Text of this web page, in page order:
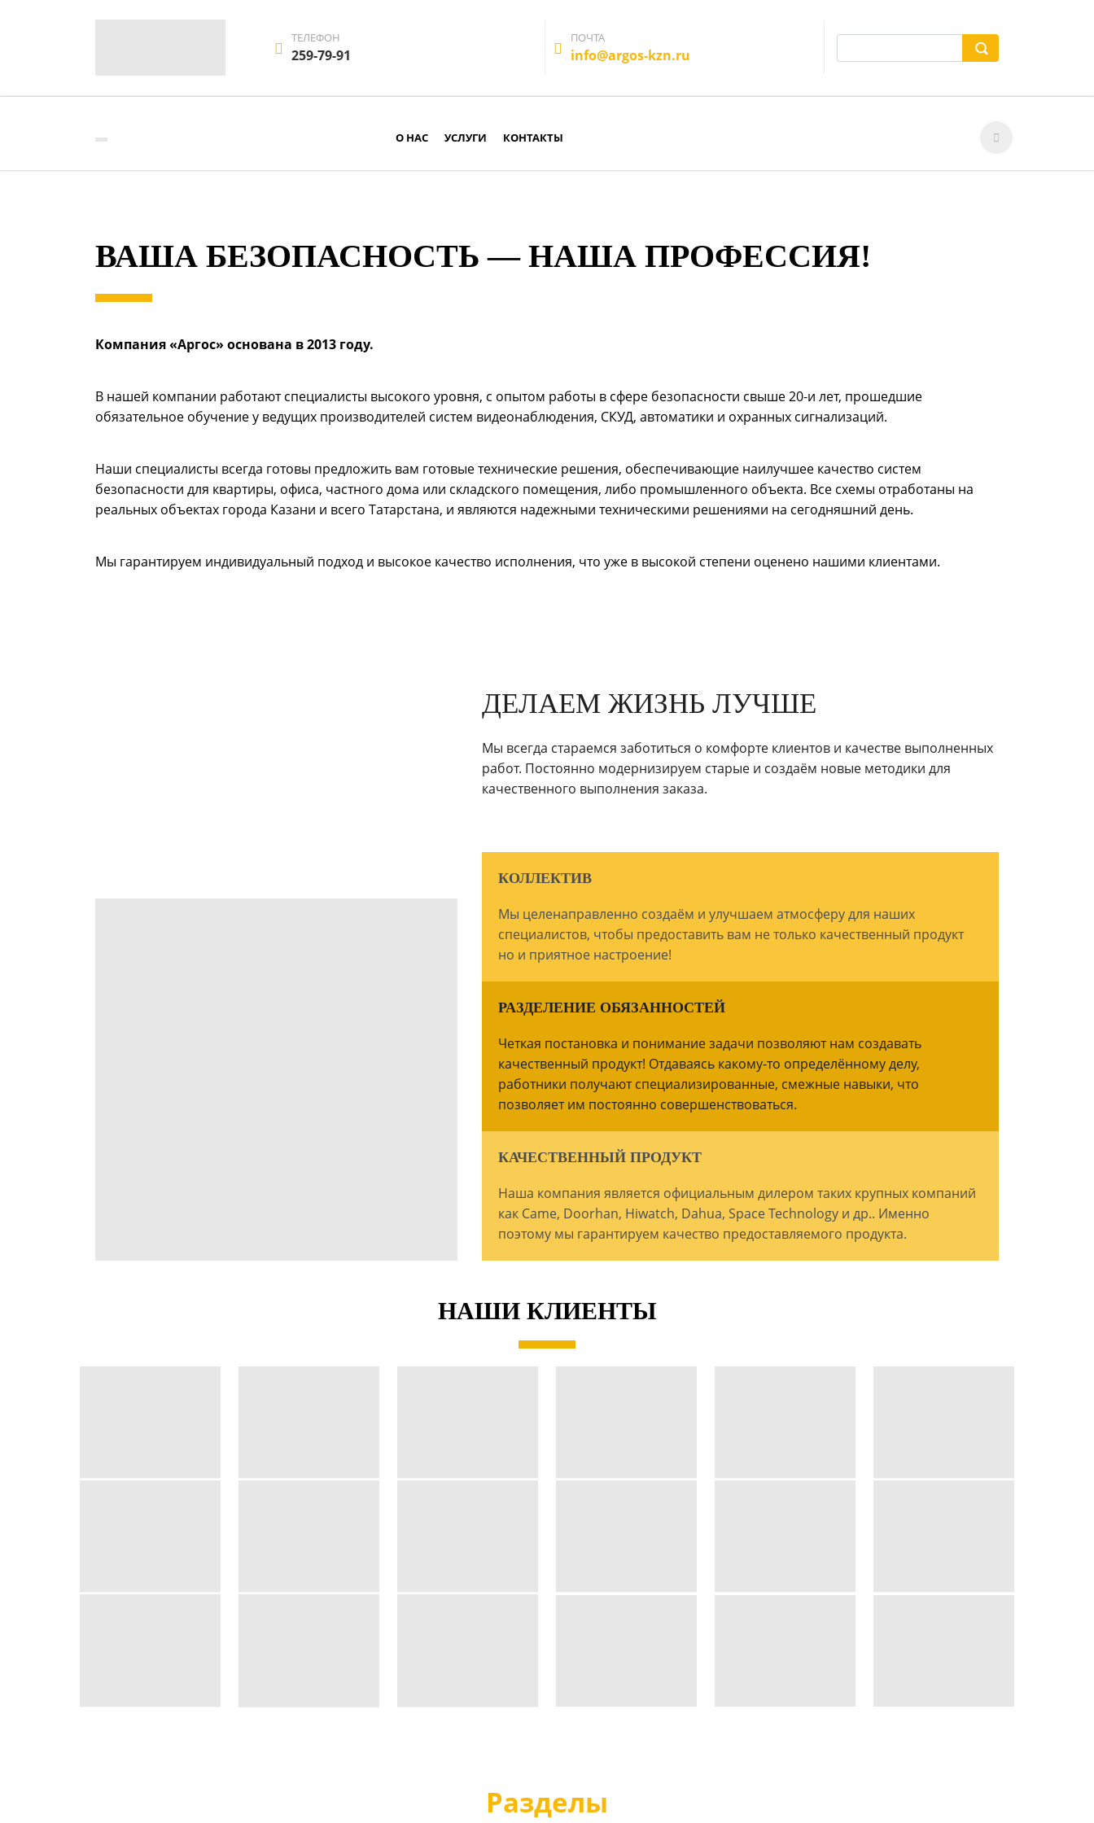
ТЕЛЕФОН
259-79-91
ПОЧТА
info@argos-kzn.ru
О НАС УСЛУГИ КОНТАКТЫ
ВАША БЕЗОПАСНОСТЬ — НАША ПРОФЕССИЯ!
Компания «Аргос» основана в 2013 году.
В нашей компании работают специалисты высокого уровня, с опытом работы в сфере безопасности свыше 20-и лет, прошедшие
обязательное обучение у ведущих производителей систем видеонаблюдения, СКУД, автоматики и охранных сигнализаций.
Наши специалисты всегда готовы предложить вам готовые технические решения, обеспечивающие наилучшее качество систем
безопасности для квартиры, офиса, частного дома или складского помещения, либо промышленного объекта. Все схемы отработаны на
реальных объектах города Казани и всего Татарстана, и являются надежными техническими решениями на сегодняшний день.
Мы гарантируем индивидуальный подход и высокое качество исполнения, что уже в высокой степени оценено нашими клиентами.
ДЕЛАЕМ ЖИЗНЬ ЛУЧШЕ
Мы всегда стараемся заботиться о комфорте клиентов и качестве выполненных
работ. Постоянно модернизируем старые и создаём новые методики для
качественного выполнения заказа.
КОЛЛЕКТИВ
Мы целенаправленно создаём и улучшаем атмосферу для наших
специалистов, чтобы предоставить вам не только качественный продукт
но и приятное настроение!
РАЗДЕЛЕНИЕ ОБЯЗАННОСТЕЙ
Четкая постановка и понимание задачи позволяют нам создавать
качественный продукт! Отдаваясь какому-то определённому делу,
работники получают специализированные, смежные навыки, что
позволяет им постоянно совершенствоваться.
КАЧЕСТВЕННЫЙ ПРОДУКТ
Наша компания является официальным дилером таких крупных компаний
как Came, Doorhan, Hiwatch, Dahua, Space Technology и др.. Именно
поэтому мы гарантируем качество предоставляемого продукта.
НАШИ КЛИЕНТЫ
Разделы